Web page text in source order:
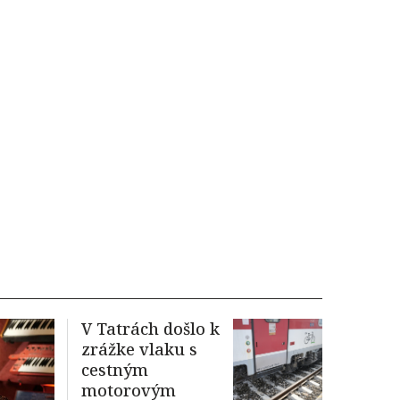
V Tatrách došlo k
zrážke vlaku s
cestným
motorovým